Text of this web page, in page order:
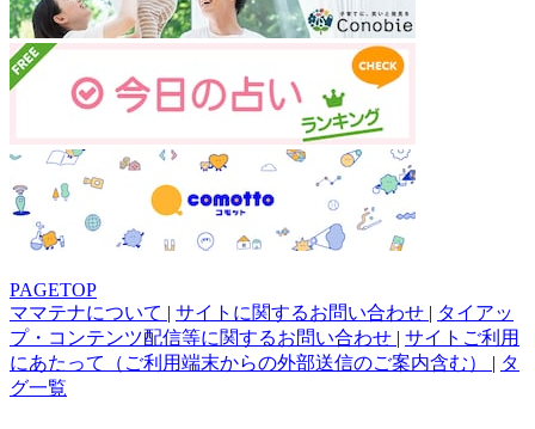
PAGETOP
ママテナについて | サイトに関するお問い合わせ | タイアッ
プ・コンテンツ配信等に関するお問い合わせ | サイトご利用
にあたって（ご利用端末からの外部送信のご案内含む） | タ
グ一覧